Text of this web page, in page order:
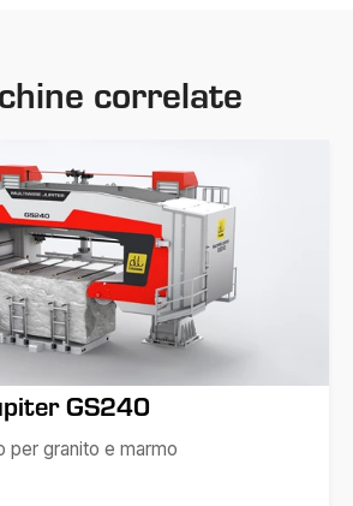
correlate
GS240
per granito e marmo